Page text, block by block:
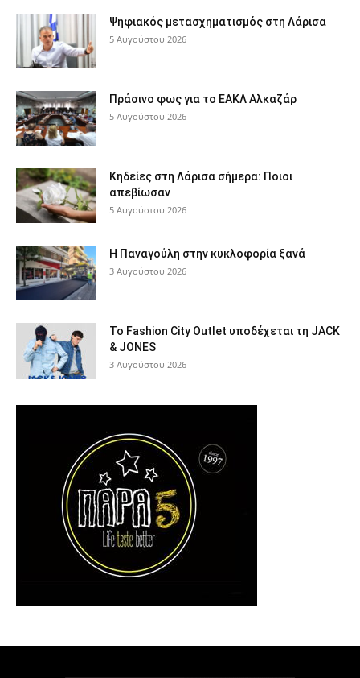
Ψηφιακός μετασχηματισμός στη Λάρισα
5 Αυγούστου 2026
Πράσινο φως για το ΕΑΚΛ Αλκαζάρ
5 Αυγούστου 2026
Κηδείες στη Λάρισα σήμερα: Ποιοι
απεβίωσαν
5 Αυγούστου 2026
Η Παναγούλη στην κυκλοφορία ξανά
3 Αυγούστου 2026
Το Fashion City Outlet υποδέχεται τη JACK
& JONES
3 Αυγούστου 2026